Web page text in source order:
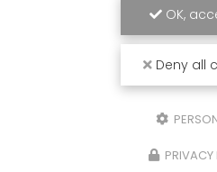
OK,
Deny all
PRIVACY